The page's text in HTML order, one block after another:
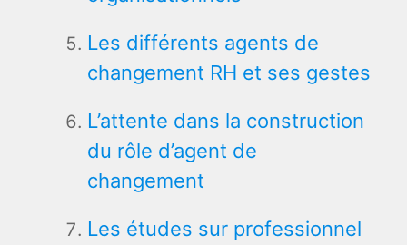
Les différents agents de
changement RH et ses gestes
L’attente dans la construction
du rôle d’agent de
changement
Les études sur professionnel